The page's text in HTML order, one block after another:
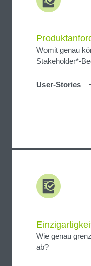
Womit genau
Stakeholder*-
User-Stories
Wie genau
ab?